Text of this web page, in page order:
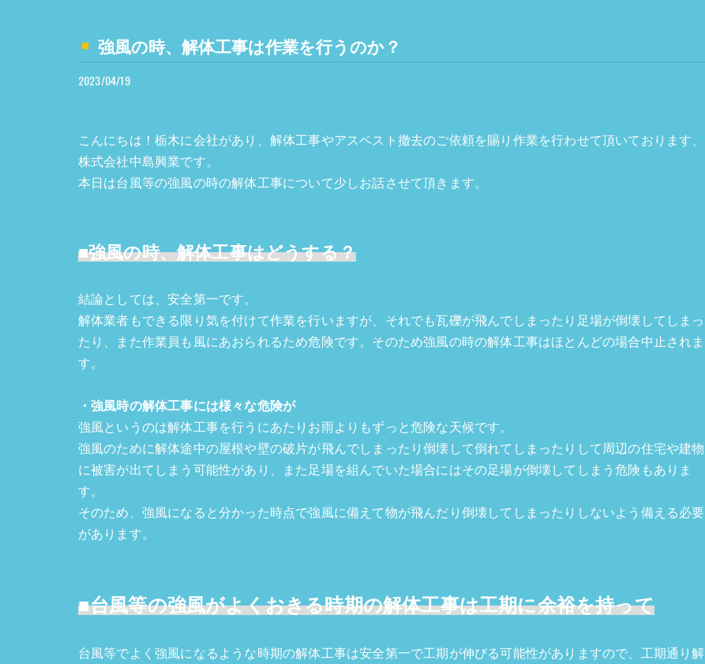
強風の時、解体工事は作業を行うのか？
2023/04/19
こんにちは！栃木に会社があり、解体工事やアスベスト撤去のご依頼を賜り作業を行わせて頂いております、
株式会社中島興業です。
本日は台風等の強風の時の解体工事について少しお話させて頂きます。
■強風の時、解体工事はどうする？
結論としては、安全第一です。
解体業者もできる限り気を付けて作業を行いますが、それでも瓦礫が飛んでしまったり足場が倒壊してしまっ
たり、また作業員も風にあおられるため危険です。そのため強風の時の解体工事はほとんどの場合中止されま
す。
・強風時の解体工事には様々な危険が
強風というのは解体工事を行うにあたりお雨よりもずっと危険な天候です。
強風のために解体途中の屋根や壁の破片が飛んでしまったり倒壊して倒れてしまったりして周辺の住宅や建物
に被害が出てしまう可能性があり、また足場を組んでいた場合にはその足場が倒壊してしまう危険もありま
す。
そのため、強風になると分かった時点で強風に備えて物が飛んだり倒壊してしまったりしないよう備える必要
があります。
■台風等の強風がよくおきる時期の解体工事は工期に余裕を持って
台風等でよく強風になるような時期の解体工事は安全第一で工期が伸びる可能性がありますので、工期通り解